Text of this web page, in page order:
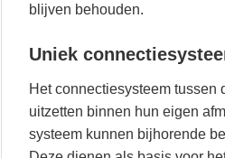
blijven behouden.
Uniek
Het connectiesysteem tussen
uitzetten binnen hun eigen
systeem kunnen bijhorende